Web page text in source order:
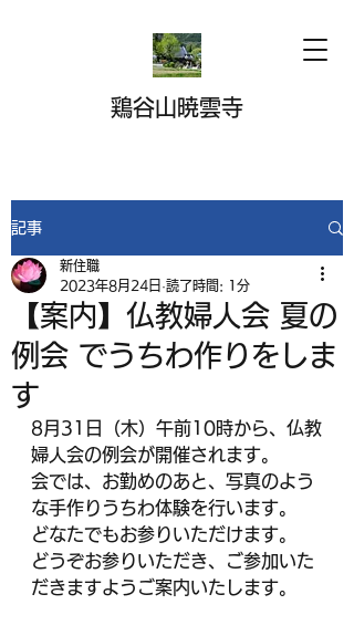
鶏谷山暁雲寺
記事
【案内】仏教婦人会 夏の
例会 でうちわ作りをしま
す
新住職
2023年8月24日 読了時間: 1分
8月31日（木）午前10時から、仏教
婦人会の例会が開催されます。
会では、お勤めのあと、写真のよう
な手作りうちわ体験を行います。
どなたでもお参りいただけます。
どうぞお参りいただき、ご参加いた
だきますようご案内いたします。